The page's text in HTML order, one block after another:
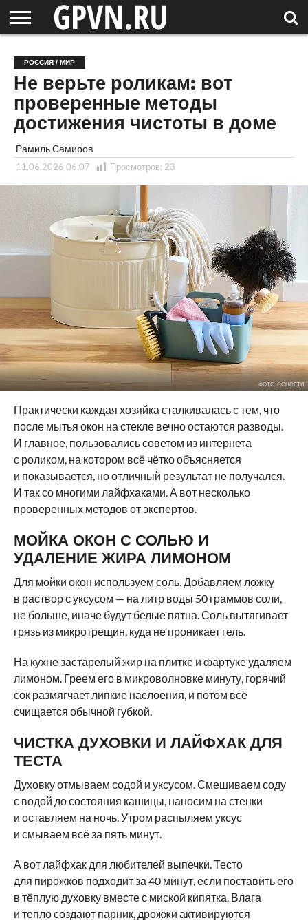
ОБЛАСТЬ
НОВОСТИ
СОСЕДЕЙ
РОССИЯ
/ МИР
СПЕЦПРОЕКТЫ
БЛОГ
СТАТЬИ
ФОТОРЕПОРТАЖИ
ИНТЕРВЬЮ
ОБЪЕКТЫ
ПОДБОРКИ
РОССИЯ / МИР
Не верьте роликам: вот
проверенные методы
достижения чистоты в доме
Рамиль Самиров
11.06.2026 06:07 Просмотров: 23
ФОТО: СОЦСЕТИ
Практически каждая хозяйка сталкивалась с тем, что
после мытья окон на стекле вечно остаются разводы.
И главное, пользовались советом из интернета
с роликом, на котором всё чётко объясняется
и показывается, но отличный результат не получался.
И так со многими лайфхаками. А вот несколько
проверенных методов от экспертов.
МОЙКА ОКОН С СОЛЬЮ И
УДАЛЕНИЕ ЖИРА ЛИМОНОМ
Для мойки окон используем соль. Добавляем ложку
в раствор с уксусом — на литр воды 50 граммов соли,
не больше, иначе будут белые пятна. Соль вытягивает
грязь из микротрещин, куда не проникает гель.
На кухне застарелый жир на плитке и фартуке удаляем
лимоном. Греем его в микроволновке минуту, горячий
сок размягчает липкие наслоения, и потом всё
счищается обычной губкой.
ЧИСТКА ДУХОВКИ И ЛАЙФХАК ДЛЯ
ТЕСТА
Духовку отмываем содой и уксусом. Смешиваем соду
с водой до состояния кашицы, наносим на стенки
и оставляем на ночь. Утром распыляем уксус
и смываем всё за пять минут.
А вот лайфхак для любителей выпечки. Тесто
для пирожков подходит за 40 минут, если поставить его
в тёплую духовку вместе с миской кипятка. Влага
и тепло создают парник, дрожжи активируются